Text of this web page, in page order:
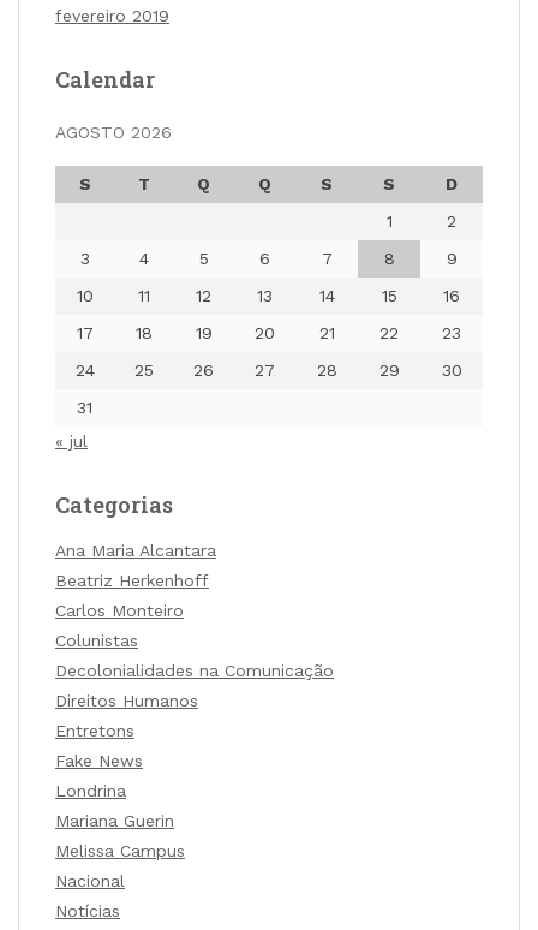
fevereiro 2019
Calendar
AGOSTO 2026
S T Q Q S S
D
1
2
3
4 5 6 7 8
9
10
11 12 13 14 15
16
17
18 19 20 21 22
23
24
25 26 27 28 29
30
31
« jul
Categorias
Ana Maria Alcantara
Beatriz Herkenhoff
Carlos Monteiro
Colunistas
Decolonialidades na Comunicação
Direitos Humanos
Entretons
Fake News
Londrina
Mariana Guerin
Melissa Campus
Nacional
Notícias